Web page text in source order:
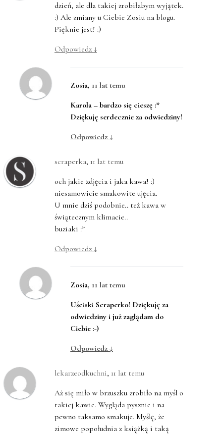
dzień, ale dla takiej zrobiłabym wyjątek.
:) Ale zmiany u Ciebie Zosiu na blogu.
Pięknie jest! :)
Odpowiedz ↓
Zosia, 11 lat temu
Karola – bardzo się cieszę :*
Dziękuję serdecznie za odwiedziny!
Odpowiedz ↓
scraperka, 11 lat temu
och jakie zdjęcia i jaka kawa! :)
niesamowicie smakowite ujęcia.
U mnie dziś podobnie.. też kawa w
świątecznym klimacie..
buziaki :*
Odpowiedz ↓
Zosia, 11 lat temu
Uściski Scraperko! Dziękuję za
odwiedziny i już zaglądam do
Ciebie :-)
Odpowiedz ↓
lekarzeodkuchni, 11 lat temu
Aż się miło w brzuszku zrobiło na myśl o
takiej kawie. Wygląda pysznie i na
pewno taksamo smakuje. Myślę, że
zimowe popołudnia z książką i taką